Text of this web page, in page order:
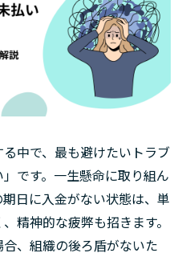
中で、最も避けたいトラブ
です。一生懸命に取り組ん
日に入金がない状態は、単
精神的な疲弊も招きます。
、組織の後ろ盾がないた